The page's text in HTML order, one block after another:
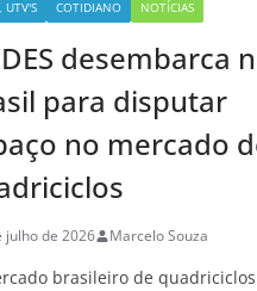
UTV'S COTIDIANO NOTÍCIAS
desembarca
para disputar
no mercado
julho de 2026 Marcelo Souza
brasileiro de